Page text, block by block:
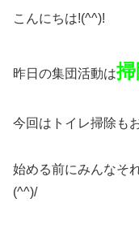
こんにちは!(^^)!
昨日の集団活動は
今回はトイレ掃除も
始める前にみんなそ
(^^)/